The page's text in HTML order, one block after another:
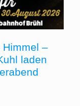
Himmel –
laden